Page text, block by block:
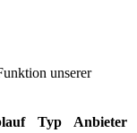
unserer
Typ Anbieter